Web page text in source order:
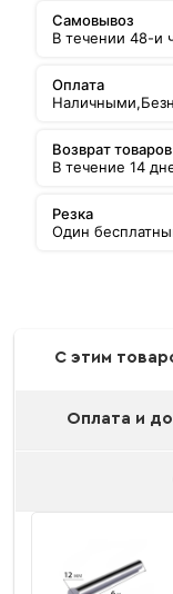
Самовывоз
В течении 48-и
Оплата
Наличными,
Возврат товаров
В течение 14
Резка
Один
С этим
Оплата и